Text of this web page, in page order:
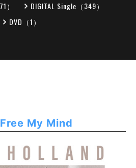
）
DIGITAL Single（349）
DVD（1）
My Mind